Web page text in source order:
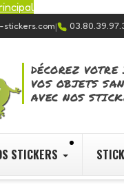
stickers.com|
DÉCOREZ
VOS OBJETS
AVEC NOS
STICKERS